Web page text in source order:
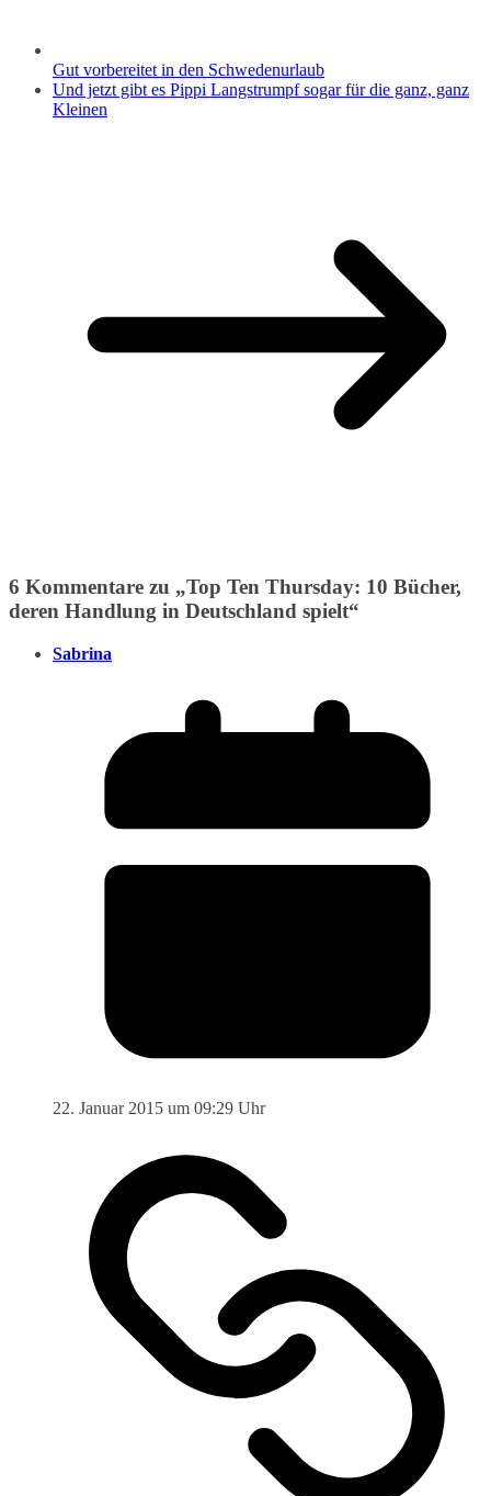
Gut vorbereitet in den Schwedenurlaub
Und jetzt gibt es Pippi Langstrumpf sogar für die ganz, ganz
Kleinen
6 Kommentare zu „Top Ten Thursday: 10 Bücher,
deren Handlung in Deutschland spielt“
Sabrina
22. Januar 2015 um 09:29 Uhr